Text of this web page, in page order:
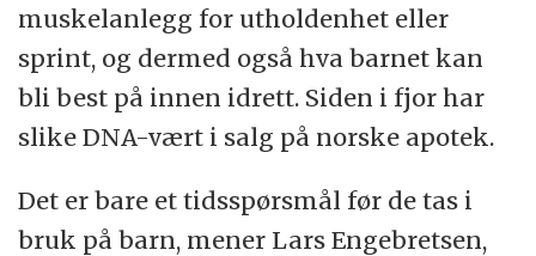
muskelanlegg for utholdenhet eller
sprint, og dermed også hva barnet kan
bli best på innen idrett. Siden i fjor har
slike DNA-vært i salg på norske apotek.
Det er bare et tidsspørsmål før de tas i
bruk på barn, mener Lars Engebretsen,